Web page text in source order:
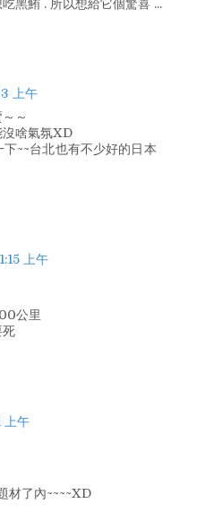
黑鮪 . 所以想給它個驚喜 ...
上午
～
沒啥氣氛XD
~~台北也有不少好的日本
上午
公里
死
上午
材了內~~~~XD